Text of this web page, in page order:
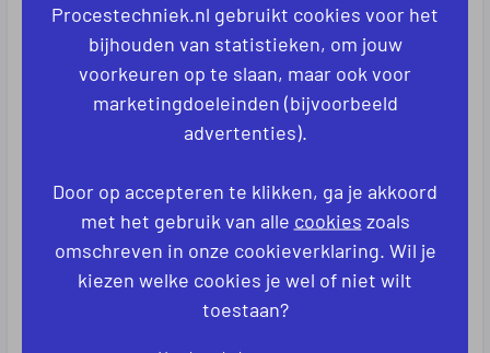
export en regelt de export. Bij Indupac worden de
verpakkingen zelf gemaakt in de fabriekshal.
Procestechniek.nl kent Indupac, en de
vraagstellingen van uit de procestechniek goed.
mensen passen in de organisatie van Indupac.
Tussen Indupac en Procestechniek is een
samenwerkingsverband ontstaan waarbij
Procestechniek.nl sparringpartner is voor
wervingsvraagstukken.
Procestechniek.nl gebruikt cookies voor het
bijhouden van statistieken, om jouw
voorkeuren op te slaan, maar ook voor
marketingdoeleinden (bijvoorbeeld
advertenties).
Door op accepteren te klikken, ga je akkoord
met het gebruik van alle cookies zoals
omschreven in onze cookieverklaring. Wil je
kiezen welke cookies je wel of niet wilt
toestaan?